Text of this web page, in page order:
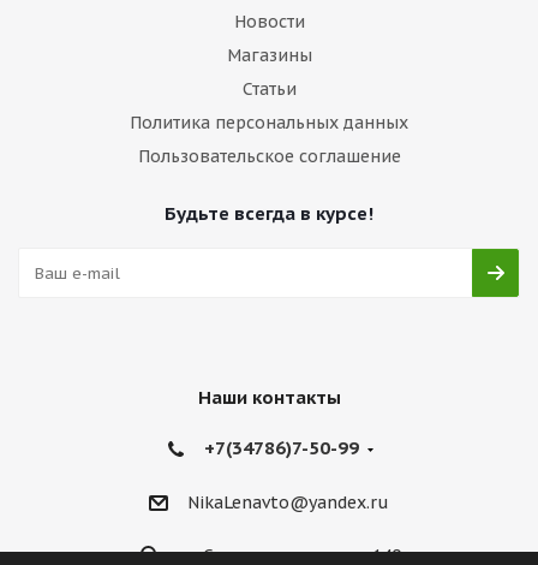
Новости
Магазины
Статьи
Политика персональных данных
Пользовательское соглашение
Будьте всегда в курсе!
Наши контакты
+7(34786)7-50-99
NikaLenavto@yandex.ru
ул. Советская улица, д. 140